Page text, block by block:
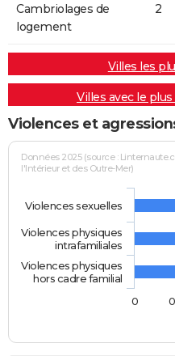
Cambriolages de
logement
2
Villes les
Villes avec le
Violences et
Données 2025 (source :
l'Intérieur et des Outre-Mer)
Violences sexuelles
Violences physiques
intrafamiliales
Violences physiques
hors cadre familial
0